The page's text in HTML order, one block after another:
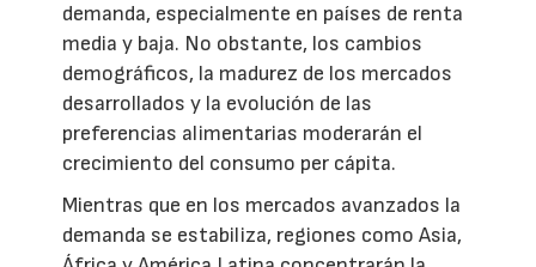
demanda, especialmente en países de renta
media y baja. No obstante, los cambios
demográficos, la madurez de los mercados
desarrollados y la evolución de las
preferencias alimentarias moderarán el
crecimiento del consumo per cápita.
Mientras que en los mercados avanzados la
demanda se estabiliza, regiones como Asia,